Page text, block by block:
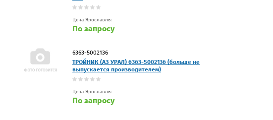
Цена Ярославль:
По запросу
6363-5002136
ТРОЙНИК (АЗ УРАЛ) 6363-5002136 (больше не
выпускается производителем)
Цена Ярославль:
По запросу